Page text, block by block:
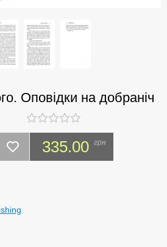
Оповідки на добраніч
335.00 грн